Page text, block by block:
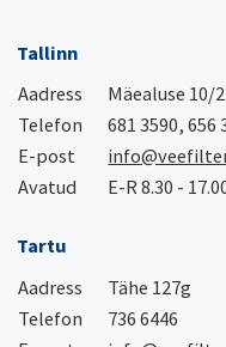
Tallinn
Aadress
Mäealuse 10/2
Telefon
681 3590, 656
E-post
Avatud
E-R 8.30 -
Tartu
Aadress
Tähe 127g
Telefon
736 6446